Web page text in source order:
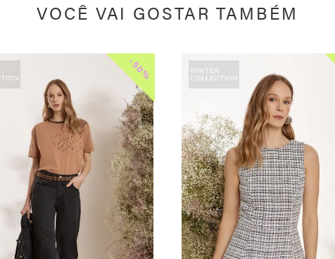
VOCÊ VAI GOSTAR TAMBÉM
-
50%